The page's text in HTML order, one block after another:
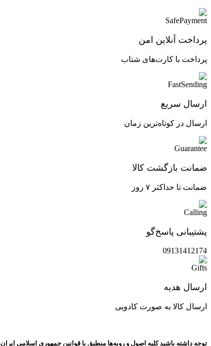
پرداخت آنلاین امن
پرداخت با کارت‌های شتاب
ارسال سریع
ارسال در کوتاه‌ترین زمان
ضمانت بازگشت کالا
ضمانت تا حداکثر ۷ روز
پشتیبانی پاسخ‌گو
09131412174
ارسال هدیه
ارسال کالا به صورت کادویی
توجه داشته باشید کلیه اصول و رویه‏‌ها منطبق با قوانین جمهوری اسلامی